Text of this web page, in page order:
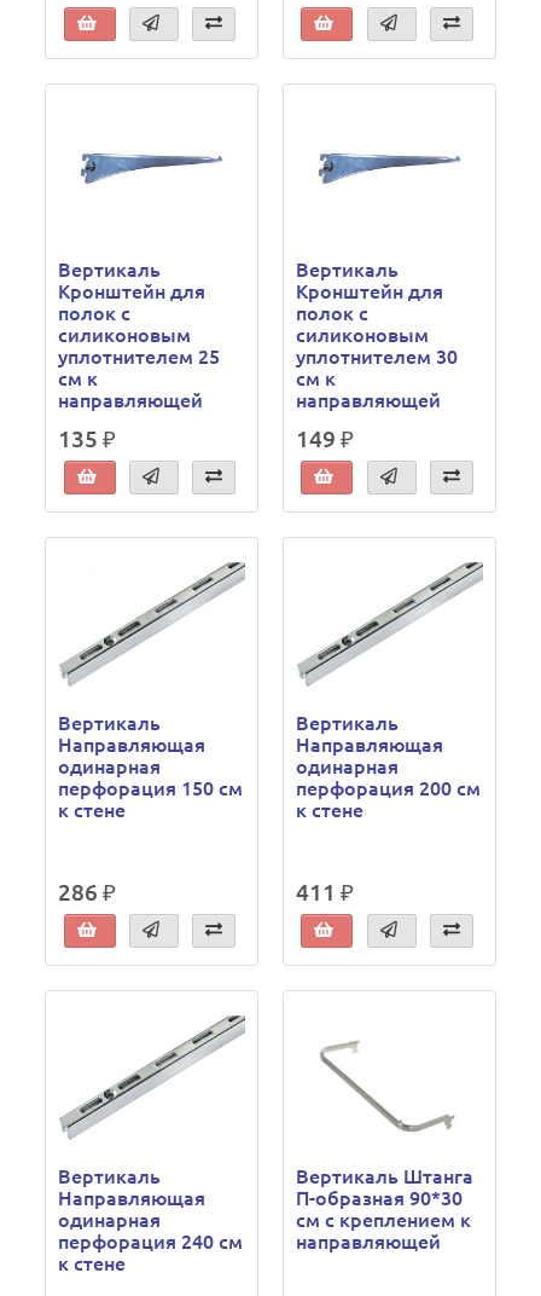
Вертикаль
Кронштейн для
полок с
силиконовым
уплотнителем 25
см к
направляющей
135 ₽
Вертикаль
Кронштейн для
полок с
силиконовым
уплотнителем 30
см к
направляющей
149 ₽
Вертикаль
Направляющая
одинарная
перфорация 150 см
к стене
286 ₽
Вертикаль
Направляющая
одинарная
перфорация 200 см
к стене
411 ₽
Вертикаль
Направляющая
одинарная
перфорация 240 см
к стене
Вертикаль Штанга
П-образная 90*30
см с креплением к
направляющей